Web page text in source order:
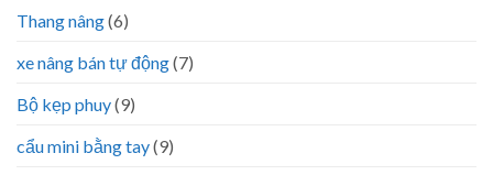
Thang nâng(6)
xe nâng bán tự động(7)
Bộ kẹp phuy(9)
cẩu mini bằng tay(9)